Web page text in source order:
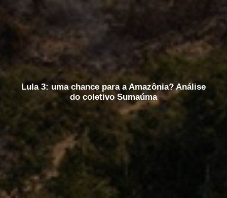
Lula 3: uma chance para a Amazônia? Análise
do coletivo Sumaúma